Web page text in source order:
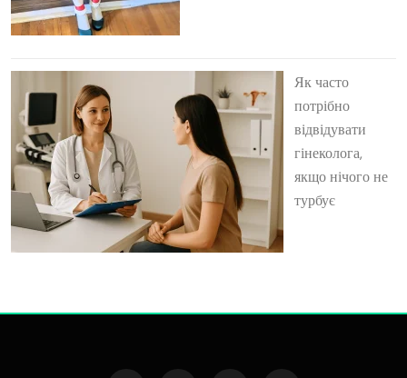
Як часто
потрібно
відвідувати
гінеколога,
якщо нічого не
турбує